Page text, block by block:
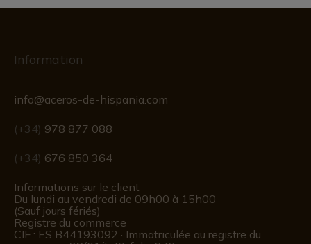
Information
info@aceros-de-hispania.com
(+34) 978 877 088
(+34) 676 850 364
Informations sur le client
Du lundi au vendredi de 09h00 à 15h00
(Sauf jours fériés)
Registre du commerce
CIF : ES B44193092 · Immatriculée au registre du